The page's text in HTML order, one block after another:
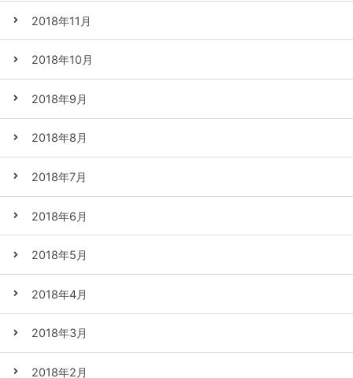
2018年11月
2018年10月
2018年9月
2018年8月
2018年7月
2018年6月
2018年5月
2018年4月
2018年3月
2018年2月